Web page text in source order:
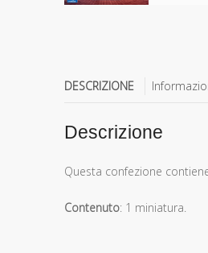
DESCRIZIONE
Descrizione
Questa confezione
Contenuto: 1 miniatura.